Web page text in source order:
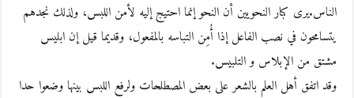
الناس.يرى كبار النحويين أن النحو إنما احتيج إليه لأمن اللبس، ولذلك نجدهم
يتسامحون في نصب الفاعل إذا أُمِن التباسه بالمفعول، وقديما قيل إن ابليس
مشتق من الإبلاس و التلبيس.
وقد اتفق أهل العلم بالشعر على بعض المصطلحات ولرفع اللبس بينها وضعوا حدا